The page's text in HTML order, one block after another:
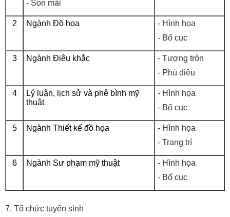
- Son mài
2 Ngành Đồ họa
- Hình họa
- Bố cục
3 Ngành Điêu khắc
- Tượng tròn
- Phù điêu
4
Lý luận, lịch sử và phê bình mỹ
thuật
- Hình họa
- Bố cục
5 Ngành Thiết kế đồ họa
- Hình họa
- Trang trí
6 Ngành Sư phạm mỹ thuật
- Hình họa
- Bố cục
7. Tổ chức tuyển sinh